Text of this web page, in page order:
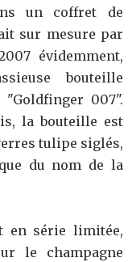
un coffret de
sur mesure par
évidemment,
bouteille
007".
la bouteille est
tulipe siglés,
du nom de la
en série limitée,
le champagne